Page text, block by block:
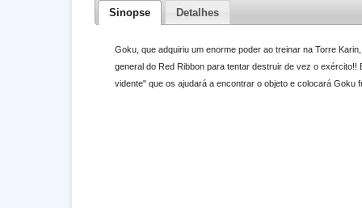
Sinopse Detalhes
Goku, que adquiriu um enorme poder ao treinar na Torre
general do Red Ribbon para tentar destruir de vez o
vidente" que os ajudará a encontrar o objeto e colocará Goku